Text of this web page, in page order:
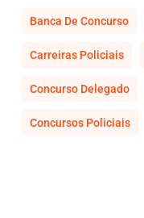
Banca De Concurso
Carreiras Policiais
Concurso Delegado
Concursos Policiais